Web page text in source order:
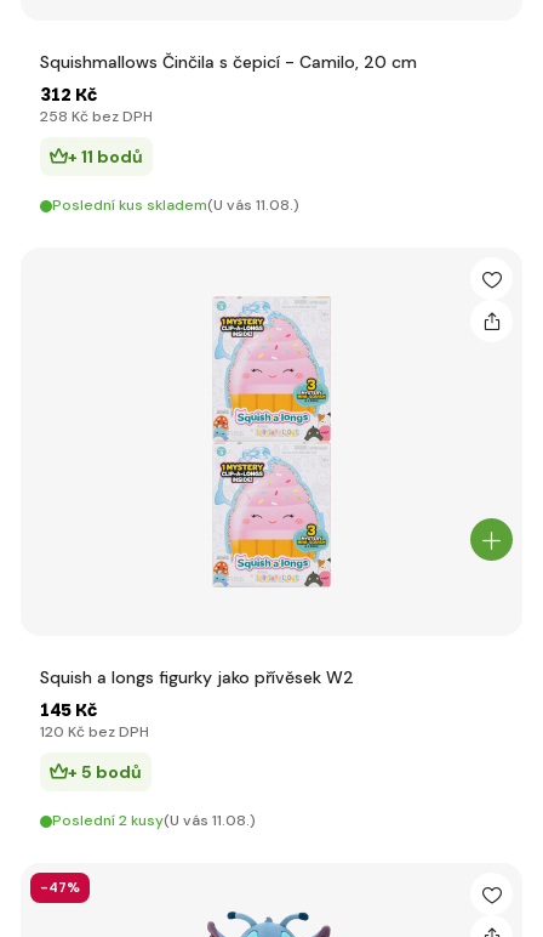
Squishmallows Činčila s čepicí - Camilo, 20 cm
312 Kč
258 Kč bez DPH
+ 11 bodů
Poslední kus skladem(U vás 11.08.)
Squish a longs figurky jako přívěsek W2
145 Kč
120 Kč bez DPH
+ 5 bodů
Poslední 2 kusy(U vás 11.08.)
-47%